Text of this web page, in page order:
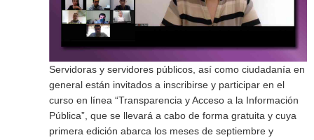
Servidoras y servidores públicos, así como ciudadanía en
general están invitados a inscribirse y participar en el
curso en línea “Transparencia y Acceso a la Información
Pública”, que se llevará a cabo de forma gratuita y cuya
primera edición abarca los meses de septiembre y